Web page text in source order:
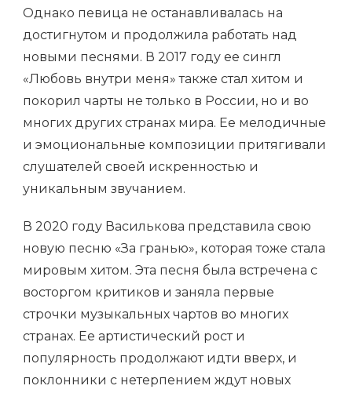
Однако певица не останавливалась на
достигнутом и продолжила работать над
новыми песнями. В 2017 году ее сингл
«Любовь внутри меня» также стал хитом и
покорил чарты не только в России, но и во
многих других странах мира. Ее мелодичные
и эмоциональные композиции притягивали
слушателей своей искренностью и
уникальным звучанием.
В 2020 году Василькова представила свою
новую песню «За гранью», которая тоже стала
мировым хитом. Эта песня была встречена с
восторгом критиков и заняла первые
строчки музыкальных чартов во многих
странах. Ее артистический рост и
популярность продолжают идти вверх, и
поклонники с нетерпением ждут новых